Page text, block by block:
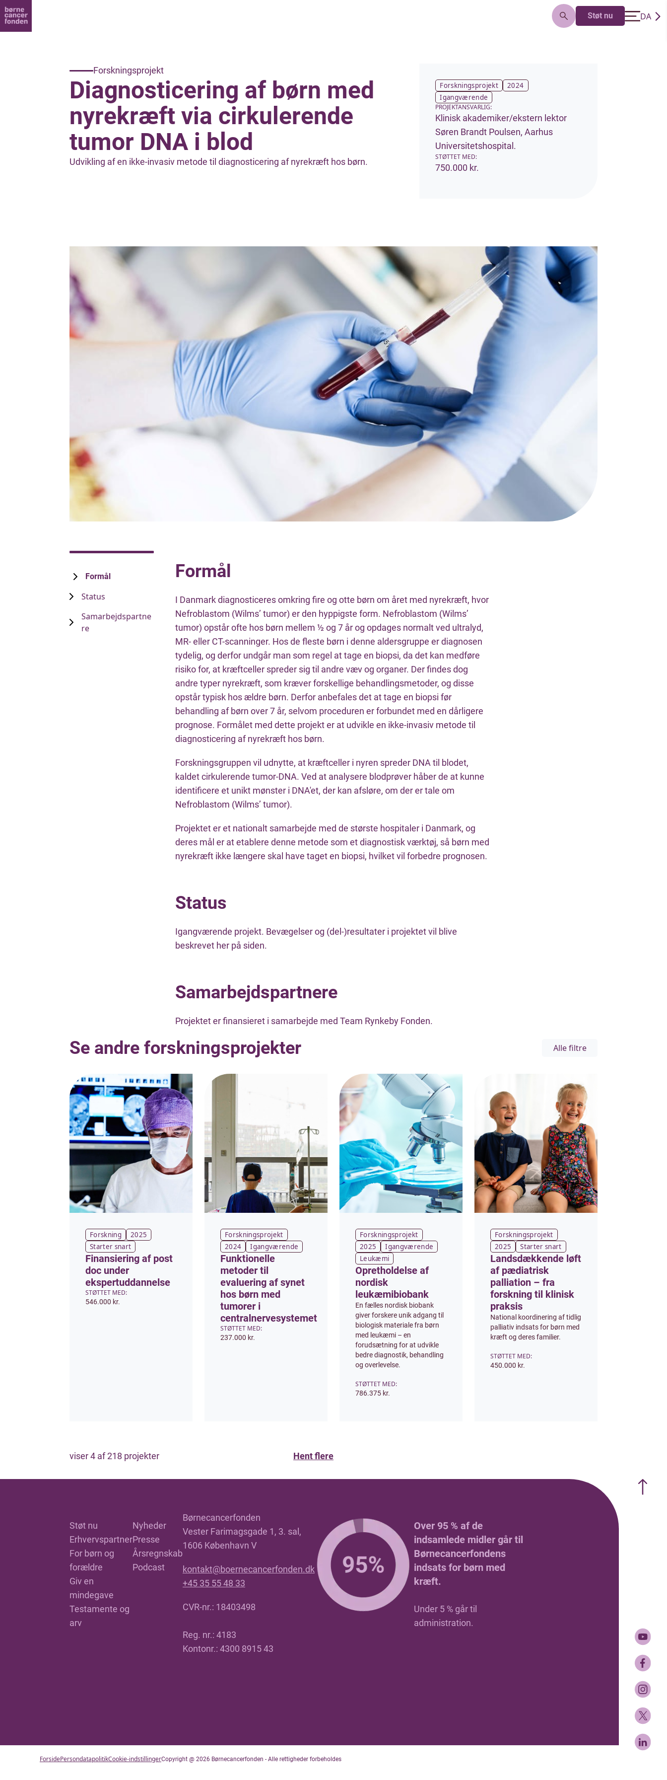
Støt nu
DA
Forskningsprojekt
Diagnosticering af børn med
nyrekræft via cirkulerende
tumor DNA i blod
Udvikling af en ikke-invasiv metode til diagnosticering af nyrekræft hos børn.
Forskningsprojekt
2024
Igangværende
PROJEKTANSVARLIG:
Klinisk akademiker/ekstern lektor
Søren Brandt Poulsen, Aarhus
Universitetshospital.
STØTTET MED:
750.000 kr.
Formål
Status
Samarbejdspartne
re
Formål
I Danmark diagnosticeres omkring fire og otte børn om året med nyrekræft, hvor
Nefroblastom (Wilms’ tumor) er den hyppigste form. Nefroblastom (Wilms’
tumor) opstår ofte hos børn mellem ½ og 7 år og opdages normalt ved ultralyd,
MR- eller CT-scanninger. Hos de fleste børn i denne aldersgruppe er diagnosen
tydelig, og derfor undgår man som regel at tage en biopsi, da det kan medføre
risiko for, at kræftceller spreder sig til andre væv og organer. Der findes dog
andre typer nyrekræft, som kræver forskellige behandlingsmetoder, og disse
opstår typisk hos ældre børn. Derfor anbefales det at tage en biopsi før
behandling af børn over 7 år, selvom proceduren er forbundet med en dårligere
prognose. Formålet med dette projekt er at udvikle en ikke-invasiv metode til
diagnosticering af nyrekræft hos børn.
Forskningsgruppen vil udnytte, at kræftceller i nyren spreder DNA til blodet,
kaldet cirkulerende tumor-DNA. Ved at analysere blodprøver håber de at kunne
identificere et unikt mønster i DNA'et, der kan afsløre, om der er tale om
Nefroblastom (Wilms’ tumor).
Projektet er et nationalt samarbejde med de største hospitaler i Danmark, og
deres mål er at etablere denne metode som et diagnostisk værktøj, så børn med
nyrekræft ikke længere skal have taget en biopsi, hvilket vil forbedre prognosen.
Status
Igangværende projekt. Bevægelser og (del-)resultater i projektet vil blive
beskrevet her på siden.
Samarbejdspartnere
Projektet er finansieret i samarbejde med Team Rynkeby Fonden.
Se andre forskningsprojekter Alle filtre
Forskning
2025
Starter snart
Finansiering af post
doc under
ekspertuddannelse
STØTTET MED:
546.000 kr.
Forskningsprojekt
2024
Igangværende
Funktionelle
metoder til
evaluering af synet
hos børn med
tumorer i
centralnervesystemet
STØTTET MED:
237.000 kr.
Forskningsprojekt
2025
Igangværende
Leukæmi
Opretholdelse af
nordisk
leukæmibiobank
En fælles nordisk biobank
giver forskere unik adgang til
biologisk materiale fra børn
med leukæmi – en
forudsætning for at udvikle
bedre diagnostik, behandling
og overlevelse.
STØTTET MED:
786.375 kr.
Forskningsprojekt
2025
Starter snart
Landsdækkende løft
af pædiatrisk
palliation – fra
forskning til klinisk
praksis
National koordinering af tidlig
palliativ indsats for børn med
kræft og deres familier.
STØTTET MED:
450.000 kr.
viser4 af218 projekter Hent flere
Støt nu
Erhvervspartner
For børn og
forældre
Giv en
mindegave
Testamente og
arv
Nyheder
Presse
Årsregnskab
Podcast
Børnecancerfonden
Vester Farimagsgade 1, 3. sal,
1606 København V
kontakt@boernecancerfonden.dk
+45 35 55 48 33
CVR-nr.: 18403498
Reg. nr.: 4183
Kontonr.: 4300 8915 43
Over 95 % af de
indsamlede midler går til
Børnecancerfondens
indsats for børn med
kræft.
Under 5 % går til
administration.
ForsidePersondatapolitikCookie-indstillingerCopyright @ 2026 Børnecancerfonden - Alle rettigheder forbeholdes